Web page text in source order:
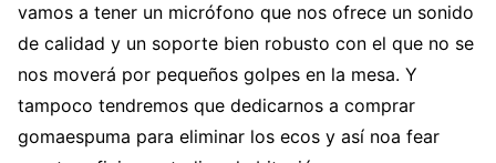
vamos a tener un micrófono que nos ofrece un sonido
de calidad y un soporte bien robusto con el que no se
nos moverá por pequeños golpes en la mesa. Y
tampoco tendremos que dedicarnos a comprar
gomaespuma para eliminar los ecos y así noa fear